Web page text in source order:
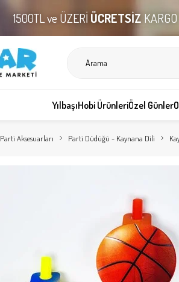
1500TL ve ÜZERİ ÜCRETSİZ
YılbaşıHobi ÜrünleriÖzel Günler
Parti Aksesuarları Parti Düdüğü - Kaynana Dili